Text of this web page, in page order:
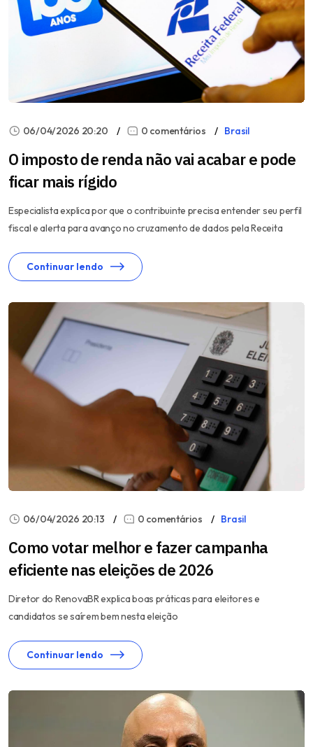
06/04/2026 20:20 0 comentários Brasil
O imposto de renda não vai acabar e pode
ficar mais rígido
Especialista explica por que o contribuinte precisa entender seu perfil
fiscal e alerta para avanço no cruzamento de dados pela Receita
Continuar lendo
06/04/2026 20:13 0 comentários Brasil
Como votar melhor e fazer campanha
eficiente nas eleições de 2026
Diretor do RenovaBR explica boas práticas para eleitores e
candidatos se saírem bem nesta eleição
Continuar lendo